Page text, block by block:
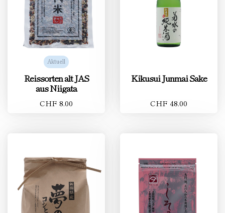
Aktuell
Reissorten alt JAS
aus Niigata
CHF 8.00
Kikusui Junmai Sake
CHF 48.00